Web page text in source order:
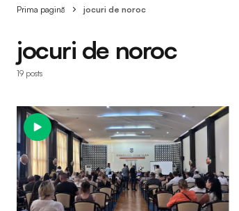
Prima pagină jocuri de noroc
jocuri de noroc
19 posts